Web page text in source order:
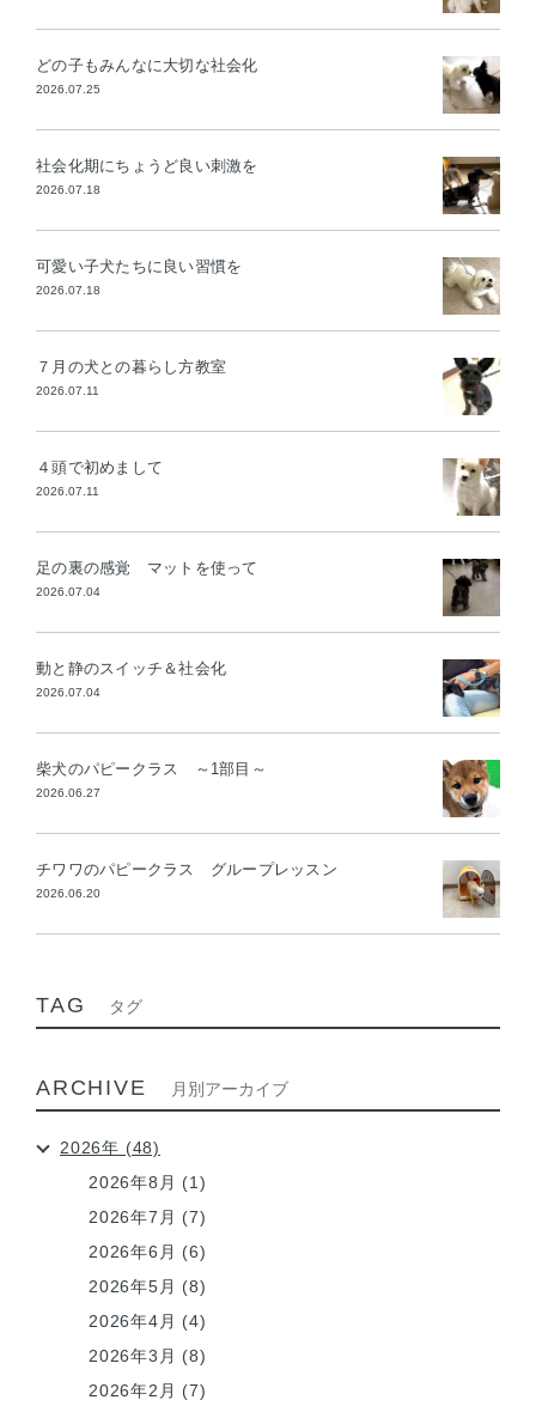
どの子もみんなに大切な社会化
2026.07.25
社会化期にちょうど良い刺激を
2026.07.18
可愛い子犬たちに良い習慣を
2026.07.18
７月の犬との暮らし方教室
2026.07.11
４頭で初めまして
2026.07.11
足の裏の感覚 マットを使って
2026.07.04
動と静のスイッチ＆社会化
2026.07.04
柴犬のパピークラス ～1部目～
2026.06.27
チワワのパピークラス グループレッスン
2026.06.20
TAG タグ
ARCHIVE 月別アーカイブ
2026年 (48)
2026年8月 (1)
2026年7月 (7)
2026年6月 (6)
2026年5月 (8)
2026年4月 (4)
2026年3月 (8)
2026年2月 (7)